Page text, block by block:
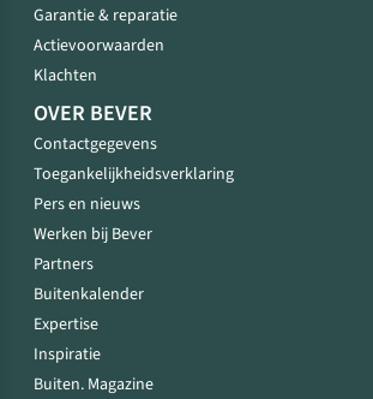
Garantie & reparatie
Actievoorwaarden
Klachten
OVER BEVER
Contactgegevens
Toegankelijkheidsverklaring
Pers en nieuws
Werken bij Bever
Partners
Buitenkalender
Expertise
Inspiratie
Buiten. Magazine